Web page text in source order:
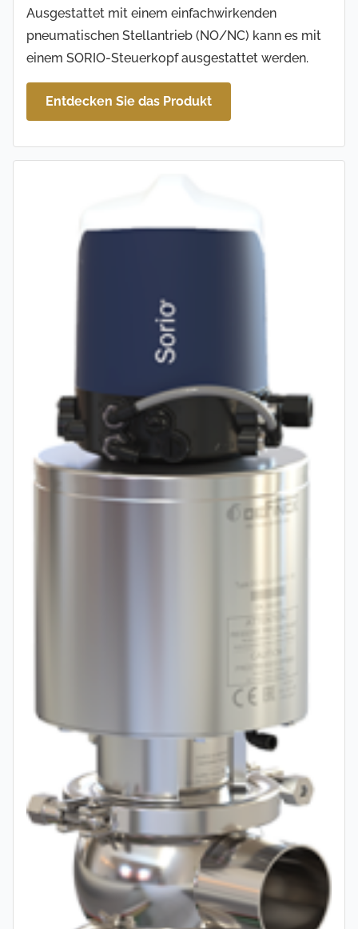
Ausgestattet mit einem einfachwirkenden
pneumatischen Stellantrieb (NO/NC) kann es mit
einem SORIO-Steuerkopf ausgestattet werden.
Entdecken Sie das Produkt